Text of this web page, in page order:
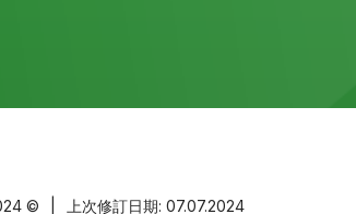
© 上次修訂日期: 07.07.2024